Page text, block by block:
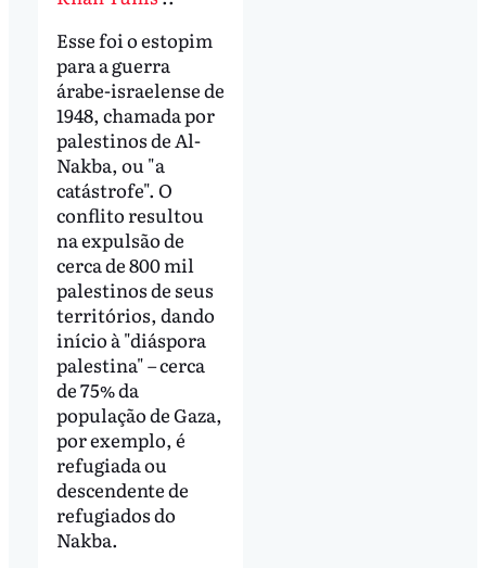
Esse foi o estopim
para a guerra
árabe-israelense de
1948, chamada por
palestinos de Al-
Nakba, ou "a
catástrofe". O
conflito resultou
na expulsão de
cerca de 800 mil
palestinos de seus
territórios, dando
início à "diáspora
palestina" – cerca
de 75% da
população de Gaza,
por exemplo, é
refugiada ou
descendente de
refugiados do
Nakba.